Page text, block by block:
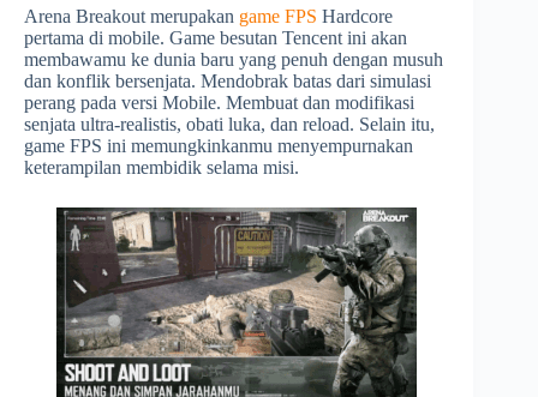
Arena Breakout merupakan game FPS Hardcore
pertama di mobile. Game besutan Tencent ini akan
membawamu ke dunia baru yang penuh dengan musuh
dan konflik bersenjata. Mendobrak batas dari simulasi
perang pada versi Mobile. Membuat dan modifikasi
senjata ultra-realistis, obati luka, dan reload. Selain itu,
game FPS ini memungkinkanmu menyempurnakan
keterampilan membidik selama misi.